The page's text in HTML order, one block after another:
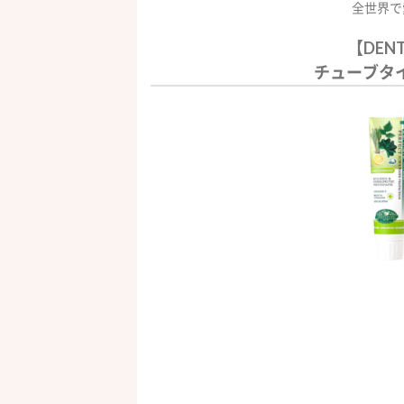
全世界
【
チューブタ